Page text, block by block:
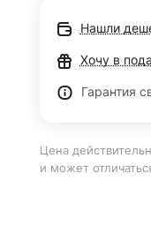
Нашли
Хочу в
Гарантия
Цена
и может